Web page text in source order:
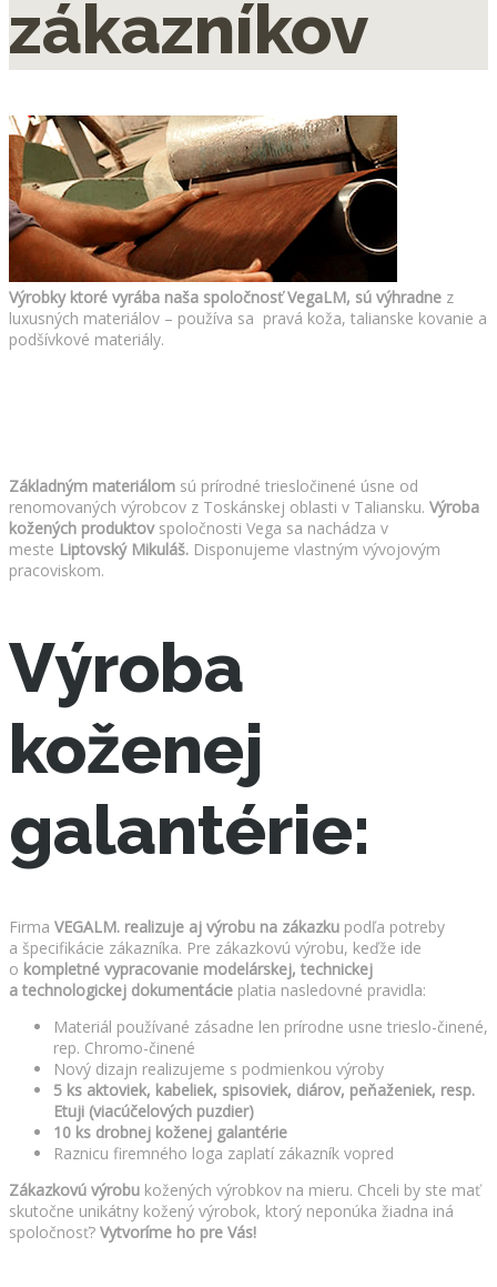
zákazníkov
Výrobky ktoré vyrába naša spoločnosť VegaLM, sú výhradne z
luxusných materiálov – používa sa pravá koža, talianske kovanie a
podšívkové materiály.
Základným materiálom sú prírodné triesločinené úsne od
renomovaných výrobcov z Toskánskej oblasti v Taliansku. Výroba
kožených produktovspoločnosti Vega sa nachádza v
meste Liptovský Mikuláš. Disponujeme vlastným vývojovým
pracoviskom.
Výroba
koženej
galantérie:
Firma VEGALM. realizuje aj výrobu na zákazku podľa potreby
a špecifikácie zákazníka. Pre zákazkovú výrobu, keďže ide
o kompletné vypracovanie modelárskej, technickej
a technologickej dokumentácie platia nasledovné pravidla:
Materiál používané zásadne len prírodne usne trieslo-činené,
rep. Chromo-činené
Nový dizajn realizujeme s podmienkou výroby
5 ks aktoviek, kabeliek, spisoviek, diárov, peňaženiek, resp.
Etuji (viacúčelových puzdier)
10 ks drobnej koženej galantérie
Raznicu firemného loga zaplatí zákazník vopred
Zákazkovú výrobu kožených výrobkov na mieru. Chceli by ste mať
skutočne unikátny kožený výrobok, ktorý neponúka žiadna iná
spoločnosť? Vytvoríme ho pre Vás!